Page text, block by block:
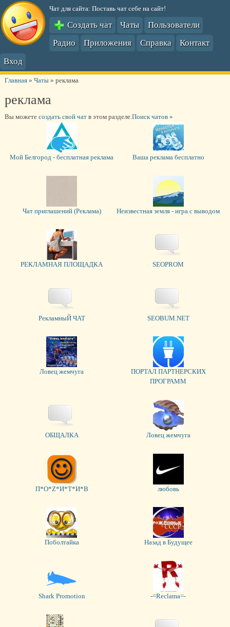
Чат для сайта: Поставь чат себе на сайт!
Создать чат Чаты
Пользователи
Радио
Приложения Справка
Контакт
Вход
Главная» Чаты» реклама
реклама
Вы можете создать свой чатв этом разделе.Поиск чатов »
Мой Белгород - бесплатная реклама Ваша реклама бесплатно
Чат приглашений (Реклама) Неизвестная земля - игра с выводом
РЕКЛАМНАЯ ПЛОЩАДКА SEOPROM
РекламныЙ ЧАТ SEOBUM.NET
Ловец жемчуга
ПОРТАЛ ПАРТНЕРСКИХ
ПРОГРАММ
ОБЩАЛКА Ловец жемчуга
П*О*Z*И*Т*И*В любовь
Поболтайка Назад в Будущее
Shark Promotion -=Reclama=-